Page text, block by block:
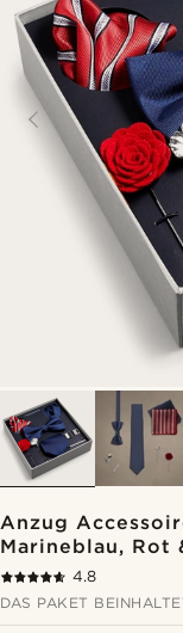
Anzug
Marineblau, Rot
4.8
DAS PAKET